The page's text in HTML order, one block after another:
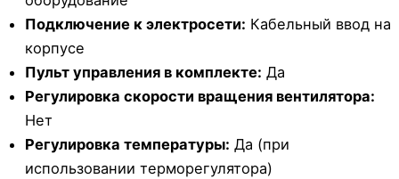
Подключение к электросети: Кабельный ввод на
корпусе
Пульт управления в комплекте: Да
Регулировка скорости вращения вентилятора:
Нет
Регулировка температуры: Да (при
использовании терморегулятора)